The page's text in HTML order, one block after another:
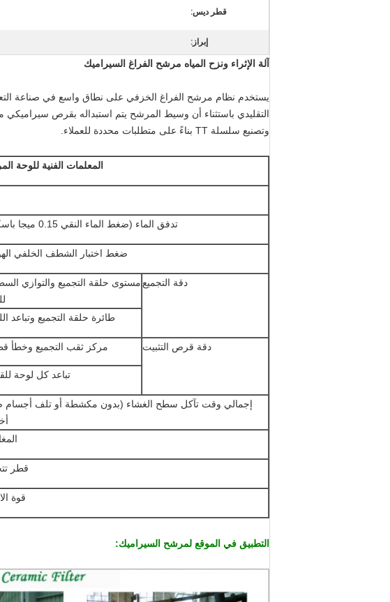
قطر ديس:
إبراز:
آلة الإثراء ونزح المياه مرشح الفراغ السيراميك
يستخدم نظام مرشح الفراغ الخزفي على نطاق واسع في صناعة
التقليدي باستثناء أن وسيط المرشح يتم استبداله بقرص سيراميكي
وتصنيع سلسلة TT بناءً على متطلبات محددة للعملاء.
المعلمات الفنية للوحة
تدفق الماء (ضغط الماء النقي 0.15 ميجا باسكال)
ضغط اختبار الشطف الخلفي
دقة التجميع مستوى حلقة التجميع والتوازي
طائرة حلقة التجميع وتباعد
دقة قرص التثبيت مركز ثقب التجميع وخطأ
تباعد كل لوحة
إجمالي وقت تآكل سطح الغشاء (بدون مكشطة أو تلف أجسام
قطر
قوة
التطبيق في الموقع لمرشح السيراميك: